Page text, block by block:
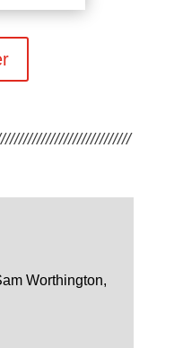
Worthington,